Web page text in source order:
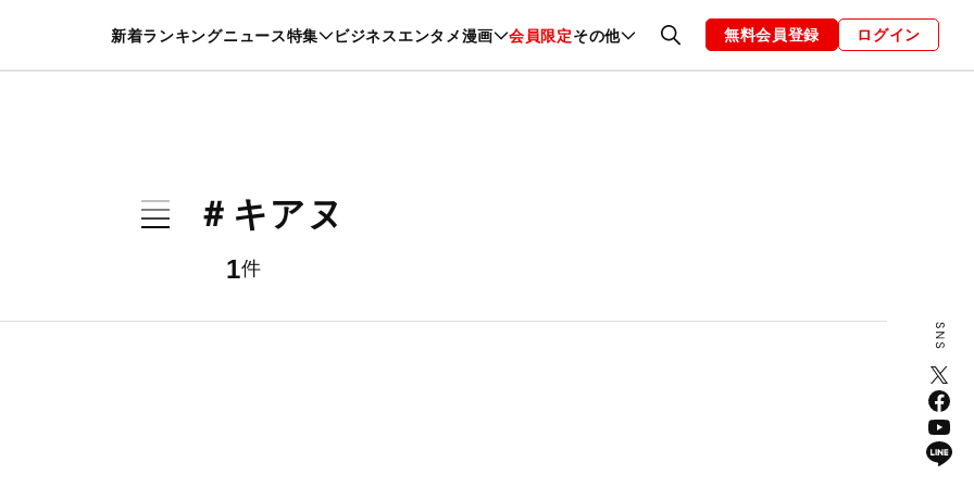
新着ランキングニュース特集 ビジネスエンタメ漫画 会員限定その他
暮らし スポーツ ヘルスケア 美容 グルメ ファッション 恋愛・結婚 編集部 お知らせ
無料会員登録 ログイン
＃キアヌ
1件